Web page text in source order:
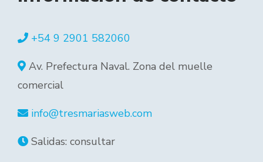
+54 9 2901 582060
Av. Prefectura Naval. Zona del muelle
comercial
info@tresmariasweb.com
Salidas: consultar